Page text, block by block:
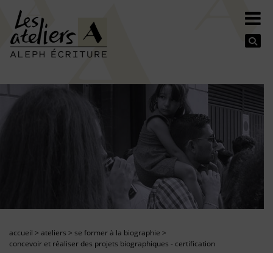
accueil > ateliers > se former à la biographie >
concevoir et réaliser des projets biographiques - certification